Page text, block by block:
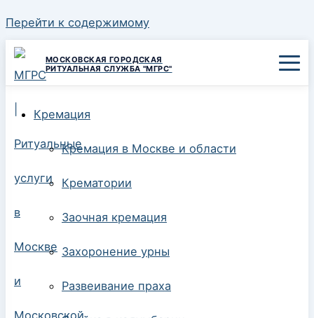
Перейти к содержимому
МОСКОВСКАЯ ГОРОДСКАЯ
РИТУАЛЬНАЯ СЛУЖБА "МГРС"
Кремация
Кремация в Москве и области
Крематории
Заочная кремация
Захоронение урны
Развеивание праха